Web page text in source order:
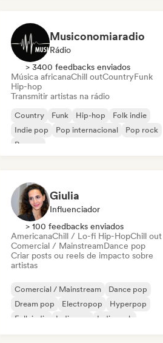
Musiconomiaradio
Rádio
> 3400 feedbacks enviados
Música africanaChill outCountryFunk
Hip-hop
Transmitir artistas na rádio
Country Funk Hip-hop
Folk indie
Indie pop
Pop internacional
Pop rock
Reggae
Giulia
Influenciador
> 100 feedbacks enviados
AmericanaChill / Lo-fi Hip-HopChill out
Comercial / MainstreamDance pop
Criar posts ou reels de impacto sobre
artistas
Comercial / Mainstream
Dance pop
Dream pop
Electropop
Hyperpop
Folk indie
Indie pop Indie rock